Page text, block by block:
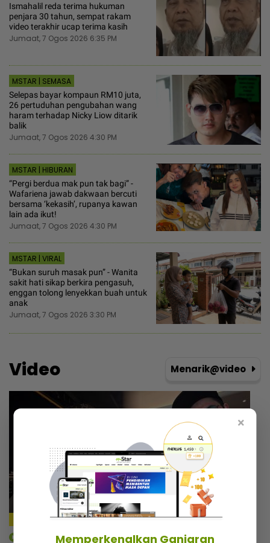
Ismahalil reda terima hukuman
penjara 30 tahun, sempat rakam
video terakhir ucap terima kasih
Jumaat, 7 Ogos 2026 6:35 PM
MSTAR | SEMASA
Selepas bayar kompaun RM10 juta,
26 pertuduhan pengubahan wang
haram terhadap Nicky Liow ditarik
balik
Jumaat, 7 Ogos 2026 4:30 PM
MSTAR | HIBURAN
“Pergi berdua mak pun tak bagi” -
Wafariena jawab dakwaan bercuti
bersama ‘kekasih’, rupanya kawan
lain ada ikut!
Jumaat, 7 Ogos 2026 4:30 PM
MSTAR | VIRAL
“Bukan suruh masak pun” - Wanita
sakit hati sikap berkira pengasuh,
enggan tolong lenyekkan buah untuk
anak
Jumaat, 7 Ogos 2026 3:30 PM
Video Menarik@video
mStar | Hiburan
×
Memperkenalkan Ganjaran